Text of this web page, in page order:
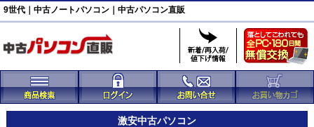
9世代｜中古ノートパソコン｜中古パソコン直販
激安中古パソコン